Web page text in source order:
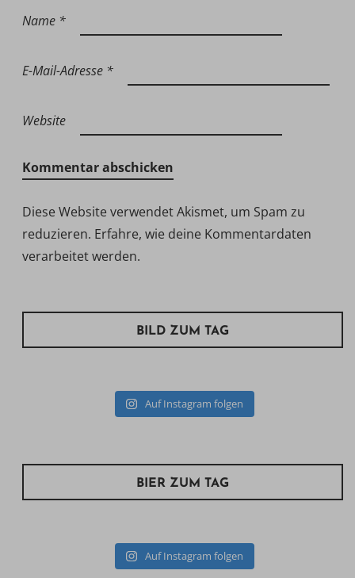
Name *
E-Mail-Adresse *
Website
Diese Website verwendet Akismet, um Spam zu
reduzieren. Erfahre, wie deine Kommentardaten
verarbeitet werden.
BILD ZUM TAG
Auf Instagram folgen
BIER ZUM TAG
Auf Instagram folgen